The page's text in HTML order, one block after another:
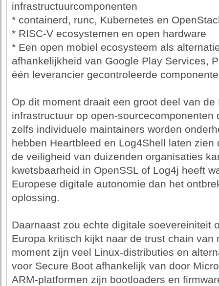
infrastructuurcomponenten
* containerd, runc, Kubernetes en
* RISC-V ecosystemen en open hardware
* Een open mobiel ecosysteem als
afhankelijkheid van Google Play Services,
één leverancier gecontroleerde
Op dit moment draait een groot deel van
infrastructuur op open-
zelfs individuele maintainers worden
hebben Heartbleed en Log4Shell laten
de veiligheid van duizenden organisaties
kwetsbaarheid in OpenSSL of Log4j heeft
Europese digitale autonomie dan het
oplossing.
Daarnaast zou echte digitale soevereiniteit
Europa kritisch kijkt naar de trust chain van
moment zijn veel Linux-distributies en
voor Secure Boot afhankelijk van door
ARM-platformen zijn bootloaders en